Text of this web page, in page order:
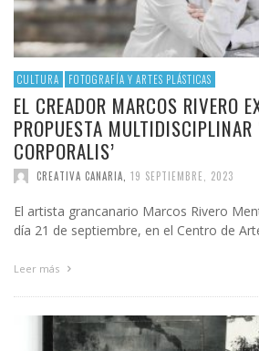
CULTURA FOTOGRAFÍA Y ARTES PLÁSTICAS
EL CREADOR MARCOS RIVERO
PROPUESTA MULTIDISCIPLINAR
CORPORALIS’
CREATIVA CANARIA 19 SEPTIEMBRE, 2023
El artista grancanario Marcos Rivero
día 21 de septiembre, en el Centro de
Leer más